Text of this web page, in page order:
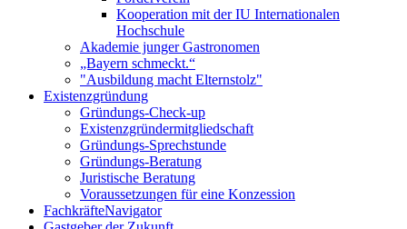
Kooperation mit der IU Internationalen
Hochschule
Akademie junger Gastronomen
„Bayern schmeckt.“
"Ausbildung macht Elternstolz"
Existenzgründung
Gründungs-Check-up
Existenzgründermitgliedschaft
Gründungs-Sprechstunde
Gründungs-Beratung
Juristische Beratung
Voraussetzungen für eine Konzession
FachkräfteNavigator